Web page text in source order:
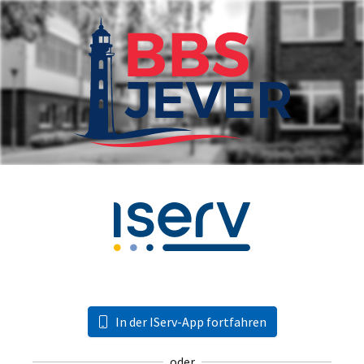
In der IServ-App fortfahren